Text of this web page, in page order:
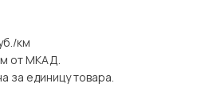
км
от МКАД.
за единицу товара.